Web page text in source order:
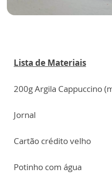
Lista de Materiais
200g Argila Cappuccino
Jornal
Cartão crédito velho
Potinho com água